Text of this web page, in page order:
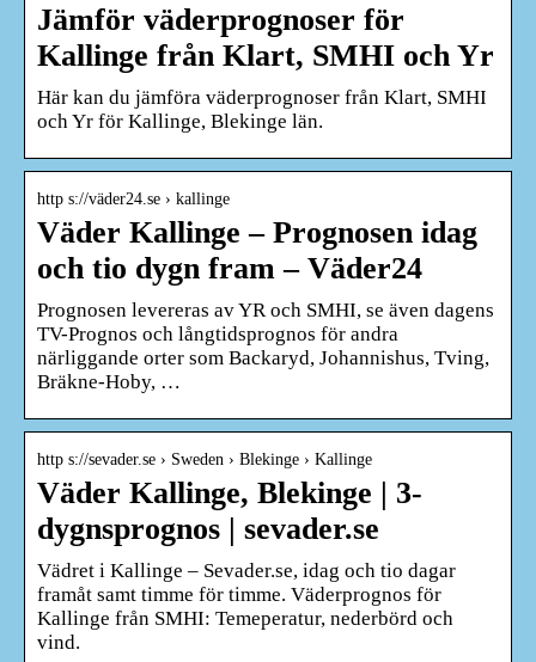
Jämför väderprognoser för
Kallinge från Klart, SMHI och Yr
Här kan du jämföra väderprognoser från Klart, SMHI
och Yr för Kallinge, Blekinge län.
http s://väder24.se › kallinge
Väder Kallinge – Prognosen idag
och tio dygn fram – Väder24
Prognosen levereras av YR och SMHI, se även dagens
TV-Prognos och långtidsprognos för andra
närliggande orter som Backaryd, Johannishus, Tving,
Bräkne-Hoby, …
http s://sevader.se › Sweden › Blekinge › Kallinge
Väder Kallinge, Blekinge | 3-
dygnsprognos | sevader.se
Vädret i Kallinge – Sevader.se, idag och tio dagar
framåt samt timme för timme. Väderprognos för
Kallinge från SMHI: Temeperatur, nederbörd och
vind.